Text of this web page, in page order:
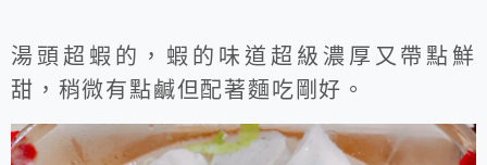
湯頭超蝦的，蝦的味道超級濃厚又帶點鮮
甜，稍微有點鹹但配著麵吃剛好。